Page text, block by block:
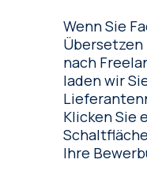
Wenn Sie
Übersetzen
nach
laden wir
Klicken Sie
Ihre